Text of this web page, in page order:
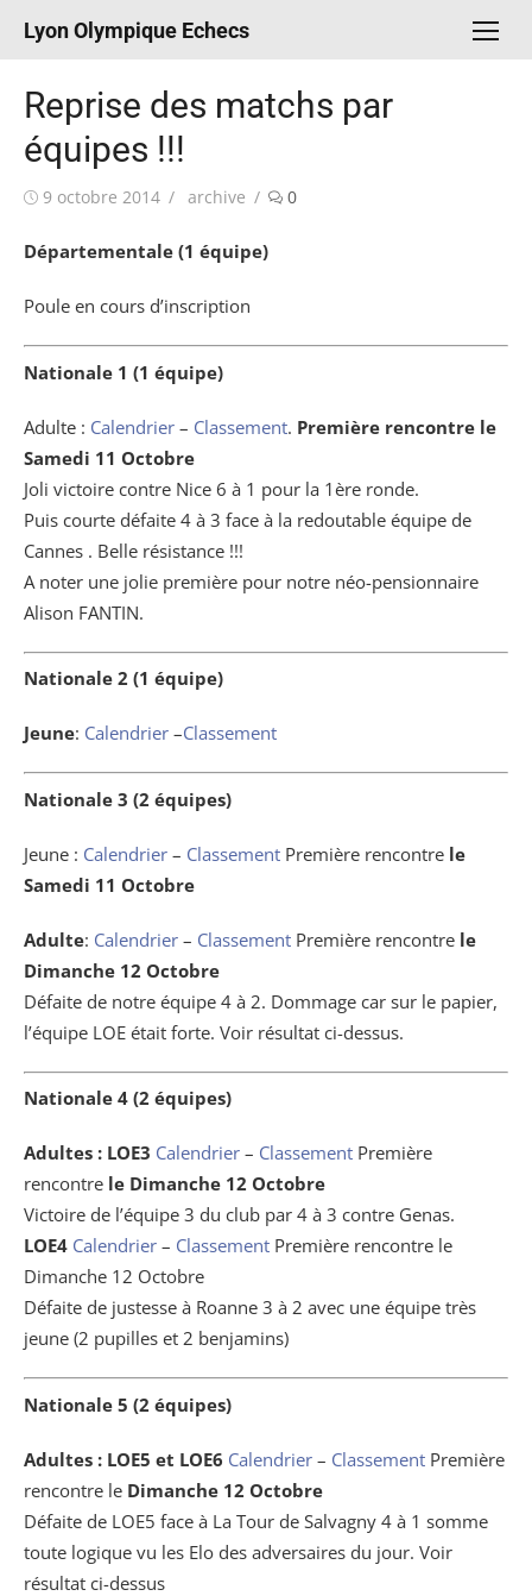
Lyon Olympique Echecs
Reprise des matchs par
équipes !!!
Publié
9 octobre 2014 Auteur/autrice
archive 0
Départementale (1 équipe)
Poule en cours d’inscription
Nationale 1 (1 équipe)
Adulte : Calendrier – Classement. Première rencontre le
Samedi 11 Octobre
Joli victoire contre Nice 6 à 1 pour la 1ère ronde.
Puis courte défaite 4 à 3 face à la redoutable équipe de
Cannes . Belle résistance !!!
A noter une jolie première pour notre néo-pensionnaire
Alison FANTIN.
Nationale 2 (1 équipe)
Jeune: Calendrier –Classement
Nationale 3 (2 équipes)
Jeune : Calendrier – Classement Première rencontre le
Samedi 11 Octobre
Adulte: Calendrier – Classement Première rencontre le
Dimanche 12 Octobre
Défaite de notre équipe 4 à 2. Dommage car sur le papier,
l’équipe LOE était forte. Voir résultat ci-dessus.
Nationale 4 (2 équipes)
Adultes : LOE3 Calendrier – Classement Première
rencontre le Dimanche 12 Octobre
Victoire de l’équipe 3 du club par 4 à 3 contre Genas.
LOE4 Calendrier – Classement Première rencontre le
Dimanche 12 Octobre
Défaite de justesse à Roanne 3 à 2 avec une équipe très
jeune (2 pupilles et 2 benjamins)
Nationale 5 (2 équipes)
Adultes : LOE5 et LOE6 Calendrier – Classement Première
rencontre le Dimanche 12 Octobre
Défaite de LOE5 face à La Tour de Salvagny 4 à 1 somme
toute logique vu les Elo des adversaires du jour. Voir
résultat ci-dessus